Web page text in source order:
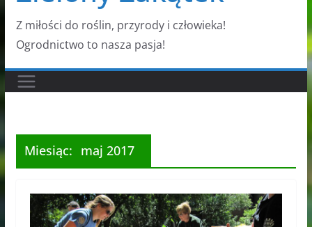
Z miłości do roślin, przyrody i człowieka!
Ogrodnictwo to nasza pasja!
Miesiąc: maj 2017